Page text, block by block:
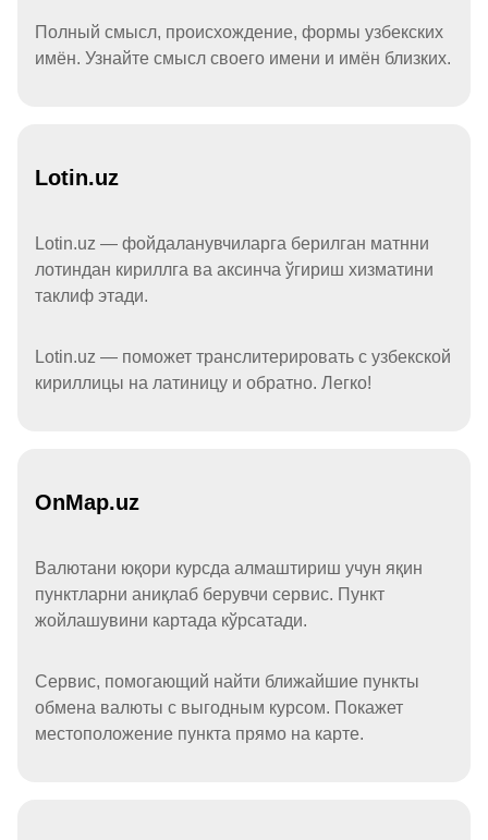
Полный смысл, происхождение, формы узбекских
имён. Узнайте смысл своего имени и имён близких.
Lotin.uz
Lotin.uz — фойдаланувчиларга берилган матнни
лотиндан кириллга ва аксинча ўгириш хизматини
таклиф этади.
Lotin.uz — поможет транслитерировать с узбекской
кириллицы на латиницу и обратно. Легко!
OnMap.uz
Валютани юқори курсда алмаштириш учун яқин
пунктларни аниқлаб берувчи сервис. Пункт
жойлашувини картада кўрсатади.
Сервис, помогающий найти ближайшие пункты
обмена валюты с выгодным курсом. Покажет
местоположение пункта прямо на карте.